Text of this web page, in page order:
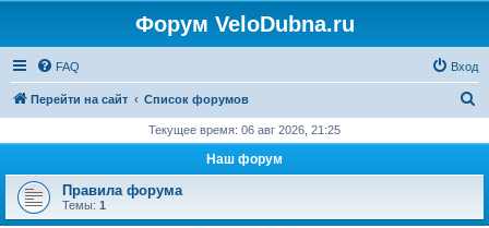
Форум VeloDubna.ru
FAQ Вход
Перейти на сайт Список форумов
с
Текущее время: 06 авг 2026, 21:25
Наш форум
Правила форума
Темы: 1